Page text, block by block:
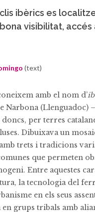
ibèrics es
visibilitat, accés
(text)
amb el nom d’
Narbona (Llenguadoc)
doncs, per terres
Dibuixava un
trets i tradicions
que permeten
Entre aquestes
la tecnologia del
en els seus
grups tribals amb